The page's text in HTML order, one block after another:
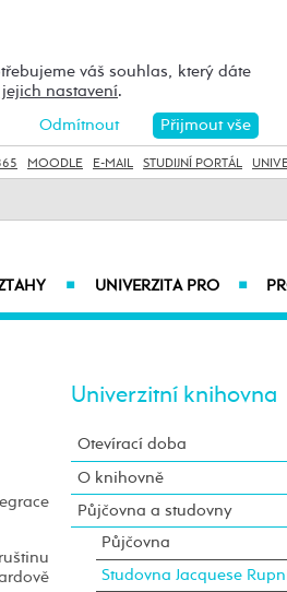
váš souhlas, který dáte
nastavení.
Přijmout vše
Odmítnout
MOODLE E-MAIL STUDIJNÍ PORTÁL
■ UNIVERZITA PRO ■
Univerzitní knihovna
Otevírací doba
O knihovně
Půjčovna a studovny
Půjčovna
Studovna Jacquese